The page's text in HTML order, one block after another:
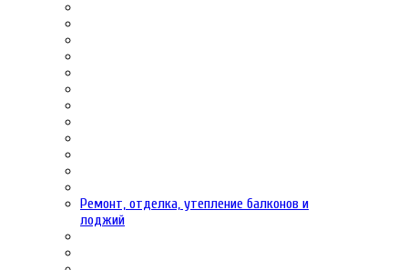
Ремонт, отделка, утепление балконов и
лоджий